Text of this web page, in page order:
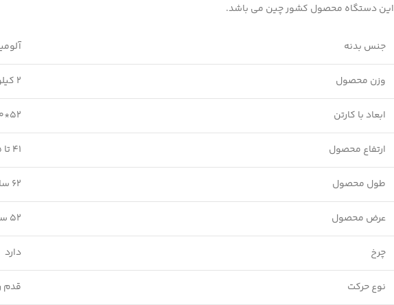
این دستگاه محصول کشور چین می باشد.
جنس بدنه
وزن محصول 2 کیلوگرم
ابعاد با کارتن 52*20*45 سانتی متر
ارتفاع محصول 41 تا 53.5 سانتی متر
طول محصول 62 سانتی متر
عرض محصول 52 سانتی متر
چرخ دارد
نوع حرکت قدم
Facebook
Instagram
linkedin
WhatsApp
تلگرام